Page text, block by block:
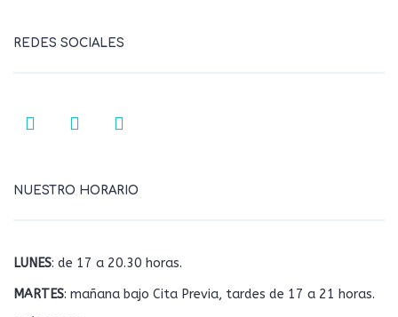
REDES SOCIALES
NUESTRO HORARIO
LUNES: de 17 a 20.30 horas.
MARTES: mañana bajo Cita Previa, tardes de 17 a 21 horas.